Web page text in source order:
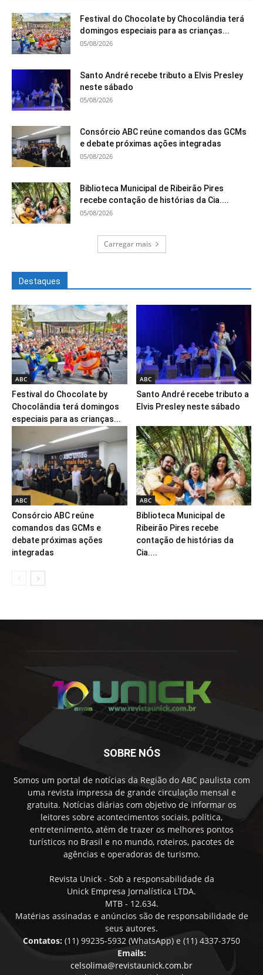
Festival do Chocolate by Chocolândia terá
domingos especiais para as crianças...
05/08/2026
Santo André recebe tributo a Elvis Presley
neste sábado
05/08/2026
Consórcio ABC reúne comandos das GCMs
e debate próximas ações integradas
05/08/2026
Biblioteca Municipal de Ribeirão Pires
recebe contação de histórias da Cia....
05/08/2026
Carregar mais
Destaques
ABC
Festival do Chocolate by
Chocolândia terá domingos
especiais para as crianças...
ABC
Santo André recebe tributo a
Elvis Presley neste sábado
ABC
Consórcio ABC reúne
comandos das GCMs e
debate próximas ações
integradas
ABC
Biblioteca Municipal de
Ribeirão Pires recebe
contação de histórias da
Cia....
SOBRE NÓS
Somos um portal de notícias da Região do ABC paulista com
uma revista impressa de grande circulação mensal e
gratuita. Notícias diárias com objetivo de informar os
leitores sobre acontecimentos sociais, política,
entretenimento, atém de trazer os melhores pontos
turísticos no Brasil e no mundo, roteiros, pacotes de
agências e operadoras de turismo.
Revista Unick - Sob a responsabilidade da
Unick Empresa Jornalística LTDA.
MTB - 12.634.
Matérias assinadas e anúncios são de responsabilidade de
seus autores.
Contatos: (11) 99235-5932 (WhatsApp) e (11) 4337-3750
Emails:
celsolima@revistaunick.com.br